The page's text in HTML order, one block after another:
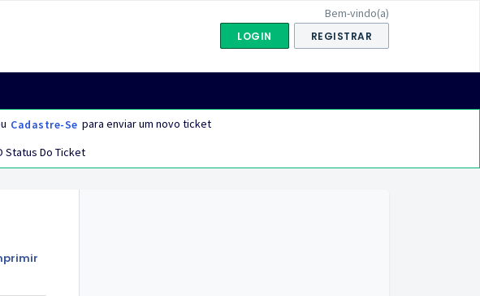
Bem-vindo(a)
LOGIN REGISTRAR
Cadastre-Se para enviar um novo ticket
Status Do Ticket